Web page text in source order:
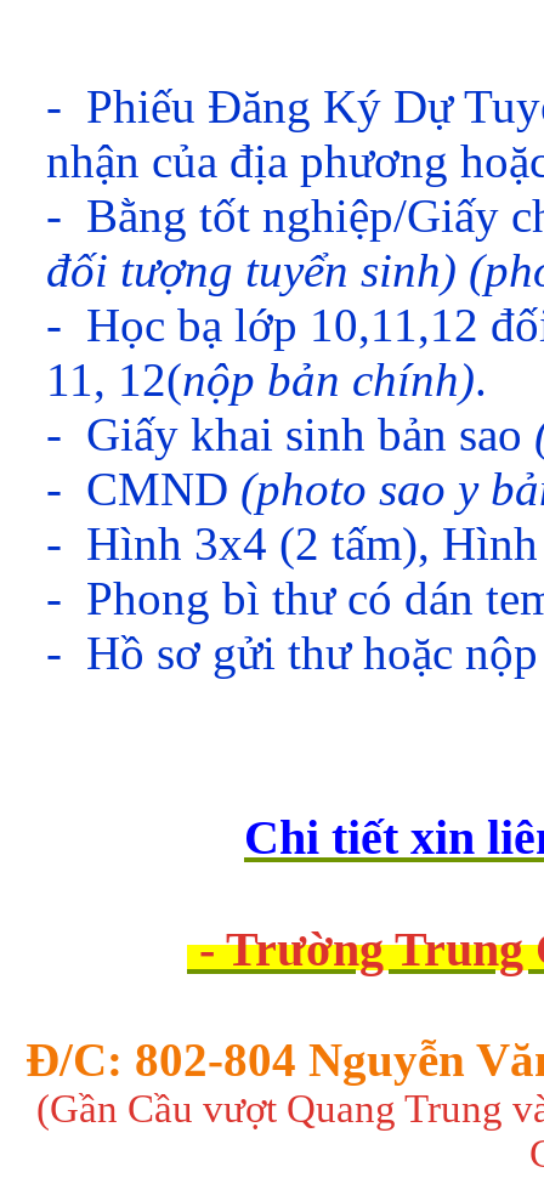
- Phiếu Đăng Ký Dự
nhận của địa phương
- Bằng tốt nghiệp/Giấy
đối tượng tuyển sinh)
- Học bạ lớp 10,11,12
11, 12(nộp bản chính).
- Giấy khai sinh bản sao
- CMND (photo sao y
- Hình 3x4 (2 tấm),
- Phong bì thư có dán
- Hồ sơ gửi thư hoặc
Chi tiết xin
- Trường Trung
Đ/C: 802-804 Nguyễn
(Gần Cầu vượt Quang Trung